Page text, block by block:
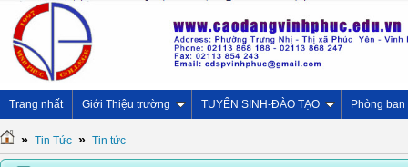
Trang nhất Giới Thiệu trường TUYỂN SINH-ĐÀO TẠO Phòng ban
» Tin Tức » Tin tức